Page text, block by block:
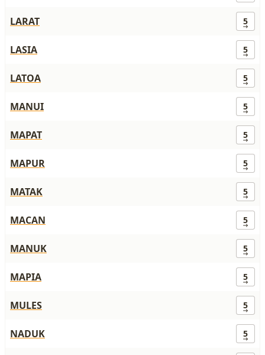
LARAT 5
LASIA 5
LATOA 5
MANUI 5
MAPAT 5
MAPUR 5
MATAK 5
MACAN 5
MANUK 5
MAPIA 5
MULES 5
NADUK 5